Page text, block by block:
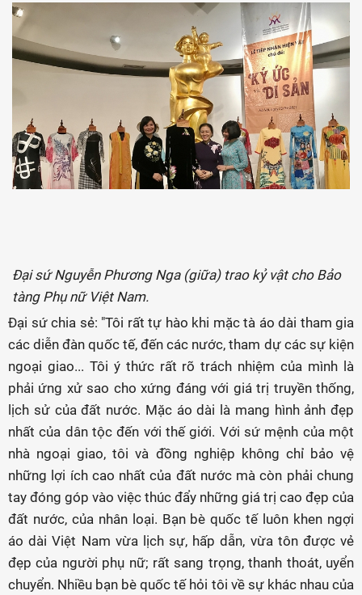
Đại sứ Nguyễn Phương Nga (giữa) trao kỷ vật cho Bảo
tàng Phụ nữ Việt Nam.
Đại sứ chia sẻ: "Tôi rất tự hào khi mặc tà áo dài tham gia
các diễn đàn quốc tế, đến các nước, tham dự các sự kiện
ngoại giao... Tôi ý thức rất rõ trách nhiệm của mình là
phải ứng xử sao cho xứng đáng với giá trị truyền thống,
lịch sử của đất nước. Mặc áo dài là mang hình ảnh đẹp
nhất của dân tộc đến với thế giới. Với sứ mệnh của một
nhà ngoại giao, tôi và đồng nghiệp không chỉ bảo vệ
những lợi ích cao nhất của đất nước mà còn phải chung
tay đóng góp vào việc thúc đẩy những giá trị cao đẹp của
đất nước, của nhân loại. Bạn bè quốc tế luôn khen ngợi
áo dài Việt Nam vừa lịch sự, hấp dẫn, vừa tôn được vẻ
đẹp của người phụ nữ; rất sang trọng, thanh thoát, uyển
chuyển. Nhiều bạn bè quốc tế hỏi tôi về sự khác nhau của